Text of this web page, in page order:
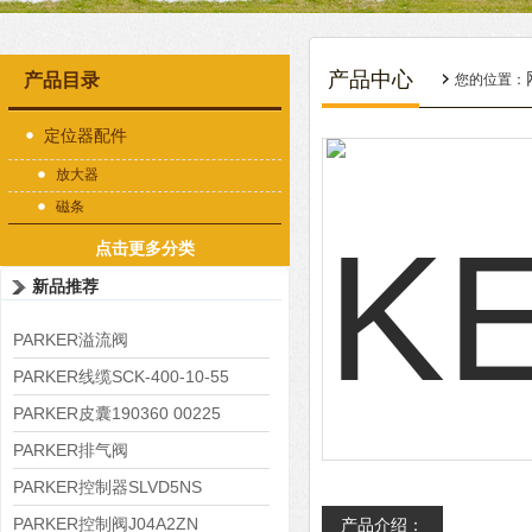
产品目录
定位器配件
放大器
磁条
点击更多分类
新品推荐
PARKER溢流阀
RE06M35W2N1KWXG087
PARKER线缆SCK-400-10-55
PARKER皮囊190360 00225
PARKER排气阀
VV01311G0QF1026-54507-H
PARKER控制器SLVD5NS
PARKER控制阀J04A2ZN
产品中心 您的位置：
产品介绍：